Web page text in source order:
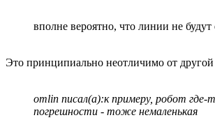
вполне вероятно, что линии не
Это принципиально неотличимо от
omlin писал(а):к примеру, робот где-
погрешности - тоже немаленькая